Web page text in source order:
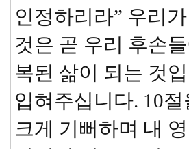
인정하리라” 우리
것은 곧 우리 후손
복된 삶이 되는 것
입혀주십니다. 10
크게 기뻐하며 내